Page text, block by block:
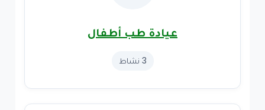
عيادة طب أطفال
3 نشاط